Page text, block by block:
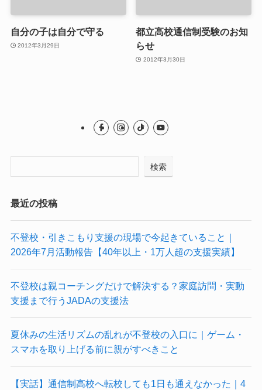
自分の子は自分で守る
2012年3月29日
都立高校通信制受験のお知
らせ
2012年3月30日
検索
最近の投稿
不登校・引きこもり支援の現場で今起きていること｜
2026年7月活動報告【40年以上・1万人超の支援実績】
不登校は親コーチングだけで解決する？家庭訪問・実動
支援まで行うJADAの支援法
夏休みの生活リズムの乱れが不登校の入口に｜ゲーム・
スマホを取り上げる前に親がすべきこと
【実話】通信制高校へ転校しても1日も通えなかった｜4